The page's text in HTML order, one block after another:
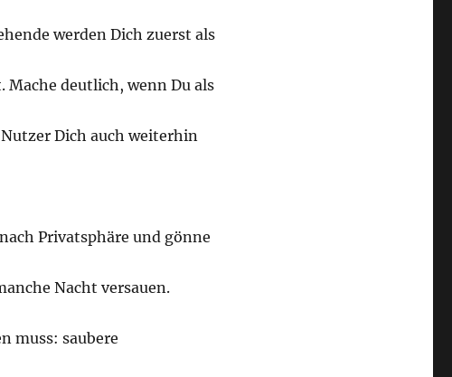
werden Dich zuerst als
Mache deutlich, wenn Du als
Dich auch weiterhin
Privatsphäre und gönne
Nacht versauen.
muss: saubere